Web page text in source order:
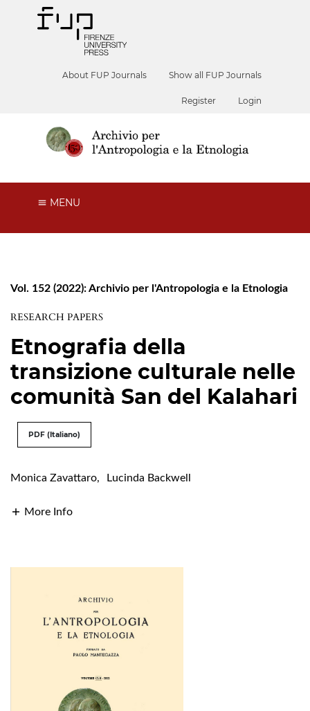
About FUP Journals Show all FUP Journals
Register Login
MENU
Vol. 152 (2022): Archivio per l'Antropologia e la Etnologia
RESEARCH PAPERS
Etnografia della
transizione culturale nelle
comunità San del Kalahari
PDF (Italiano)
Monica Zavattaro, Lucinda Backwell
More Info